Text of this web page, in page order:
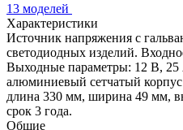
13 моделей
Характеристики
Источник напряжения с
светодиодных изделий.
Выходные параметры: 12 В,
алюминиевый сетчатый
длина 330 мм, ширина 49 мм,
срок 3 года.
Общие